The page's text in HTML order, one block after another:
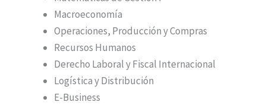
Macroeconomía
Operaciones, Producción y Compras
Recursos Humanos
Derecho Laboral y Fiscal Internacional
Logística y Distribución
E-Business